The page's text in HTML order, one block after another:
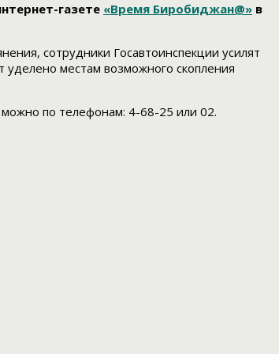
газете «Время Биробиджан@» в
сотрудники Госавтоинспекции усилят
местам возможного скопления
по телефонам: 4-68-25 или 02.